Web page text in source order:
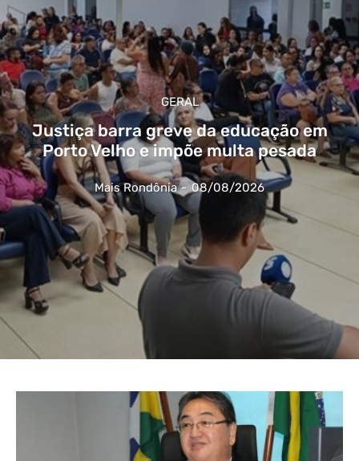
GERAL
Justiça barra greve da educação em
Porto Velho e impõe multa pesada
Mais Rondônia - 08/08/2026